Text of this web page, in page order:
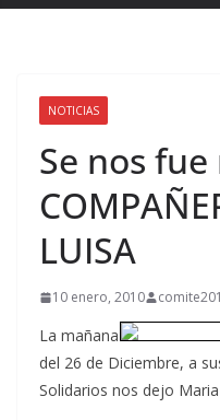
NOTICIAS
Se nos
LUISA
10 enero, 2010
La mañana
del 26 de Diciembre, a
Solidarios nos dejo